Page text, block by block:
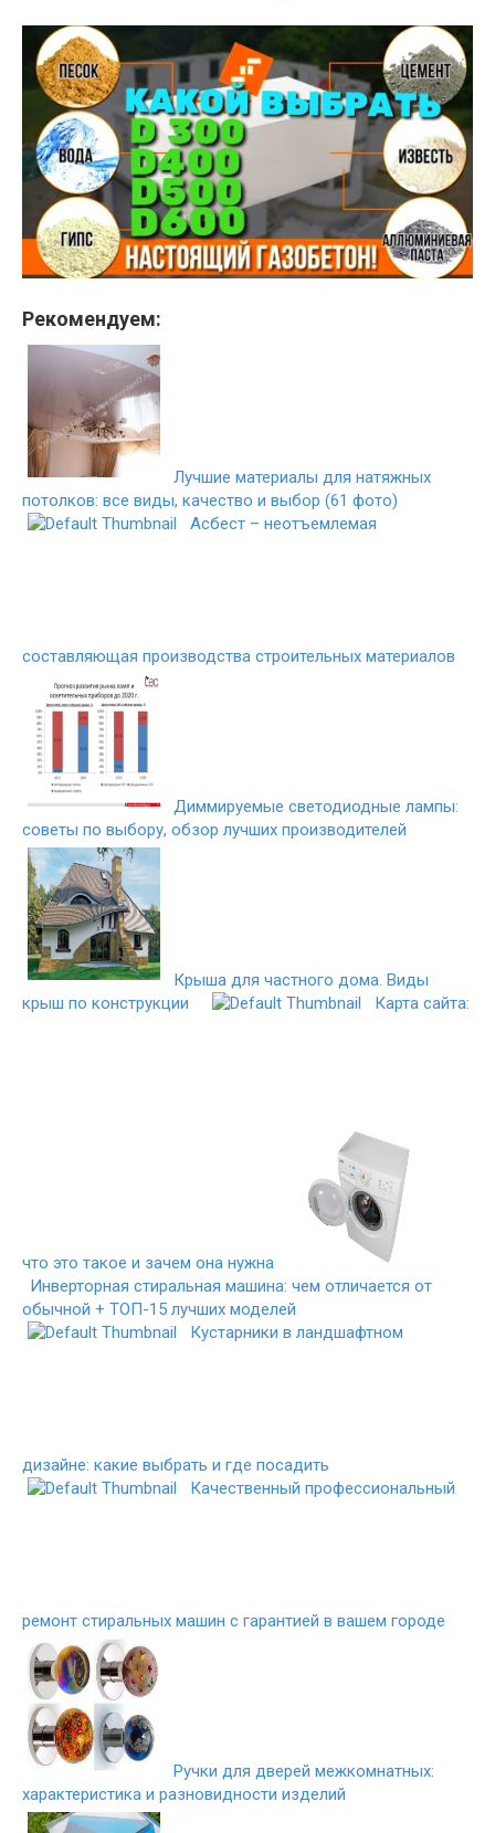
Рекомендуем:
Лучшие материалы для натяжных
потолков: все виды, качество и выбор (61 фото)
Асбест – неотъемлемая
составляющая производства строительных материалов
Диммируемые светодиодные лампы:
советы по выбору, обзор лучших производителей
Крыша для частного дома. Виды
крыш по конструкции
Карта сайта:
что это такое и зачем она нужна
Инверторная стиральная машина: чем отличается от
обычной + ТОП-15 лучших моделей
Кустарники в ландшафтном
дизайне: какие выбрать и где посадить
Качественный профессиональный
ремонт стиральных машин с гарантией в вашем городе
Ручки для дверей межкомнатных:
характеристика и разновидности изделий